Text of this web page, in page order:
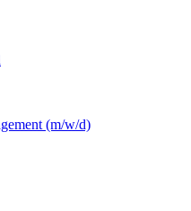
(m/w/d)